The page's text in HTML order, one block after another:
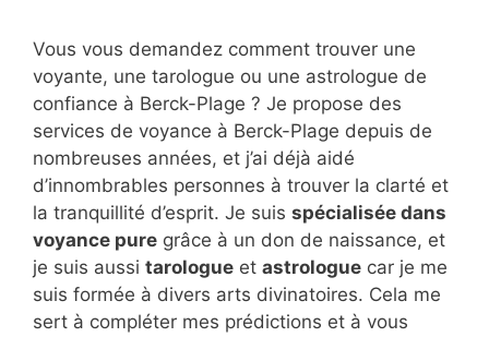
Vous vous demandez comment trouver une
voyante, une tarologue ou une astrologue de
confiance à Berck-Plage ? Je propose des
services de voyance à Berck-Plage depuis de
nombreuses années, et j’ai déjà aidé
d’innombrables personnes à trouver la clarté et
la tranquillité d’esprit. Je suis spécialisée dans
voyance pure grâce à un don de naissance, et
je suis aussi tarologue et astrologue car je me
suis formée à divers arts divinatoires. Cela me
sert à compléter mes prédictions et à vous